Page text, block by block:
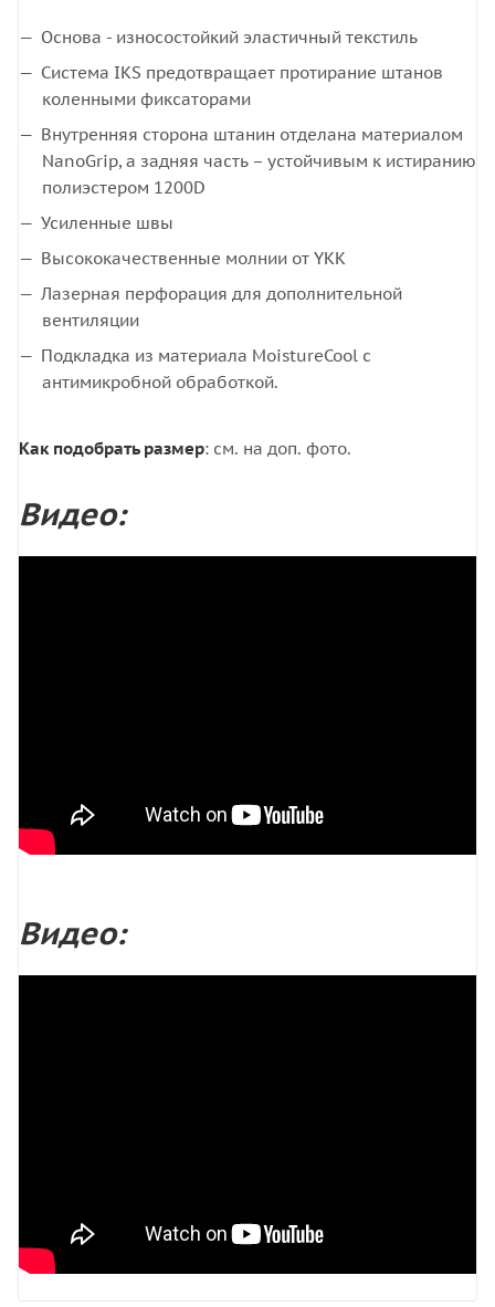
Основа - износостойкий эластичный текстиль
Система IKS предотвращает протирание штанов
коленными фиксаторами
Внутренняя сторона штанин отделана материалом
NanoGrip, а задняя часть – устойчивым к истиранию
полиэстером 1200D
Усиленные швы
Высококачественные молнии от YKK
Лазерная перфорация для дополнительной
вентиляции
Подкладка из материала MoistureCool с
антимикробной обработкой.
Как подобрать размер: см. на доп. фото.
Видео:
Видео: